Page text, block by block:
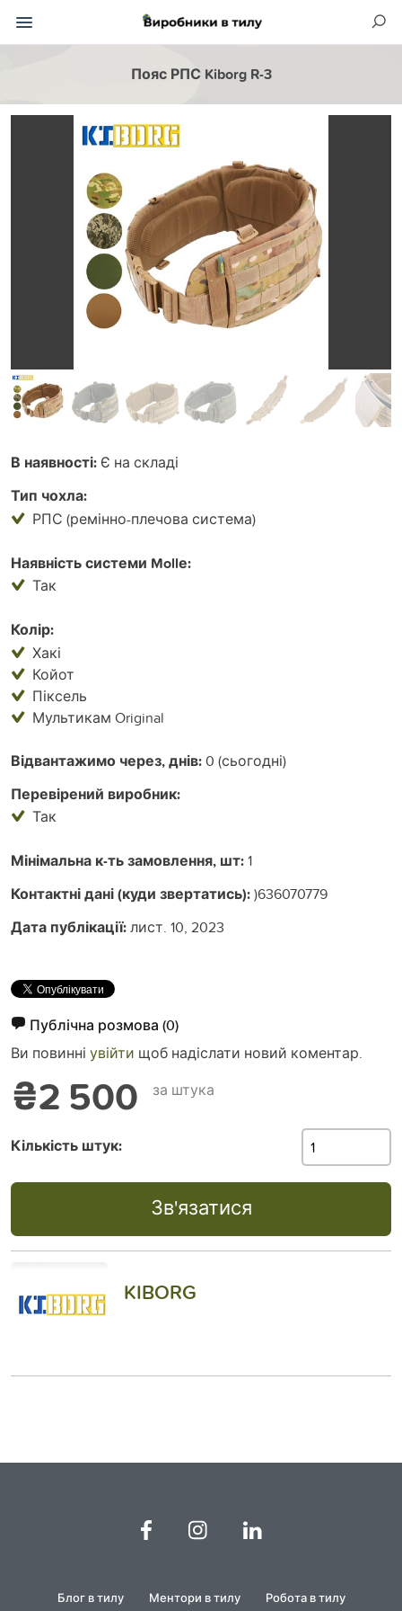
Пояс РПС Kiborg R-3
В наявності: Є на складі
Тип чохла:
РПС (ремінно-плечова система)
Наявність системи Mollе:
Так
Колір:
Хакі
Койот
Піксель
Мультикам Original
Відвантажимо через, днів:0 (сьогодні)
Перевірений виробник:
Так
Мінімальна к-ть замовлення, шт:1
Контактні дані (куди звертатись):)636070779
Дата публікації:лист. 10, 2023
Публічна розмова (0)
Ви повинні увійти щоб надіслати новий коментар.
₴2 500 за штука
Кількість штук:
Зв'язатися
KIBORG
Блог в тилу Ментори в тилу Робота в тилу